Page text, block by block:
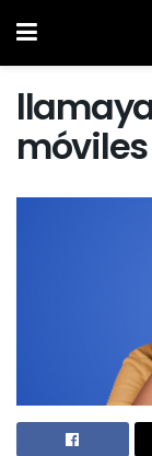
móviles